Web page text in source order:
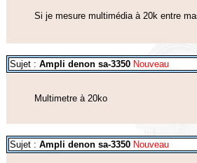
Si je mesure multimédia à 20k entre
Sujet : Ampli denon sa-3350 Nouveau
Multimetre à 20ko
Sujet : Ampli denon sa-3350 Nouveau